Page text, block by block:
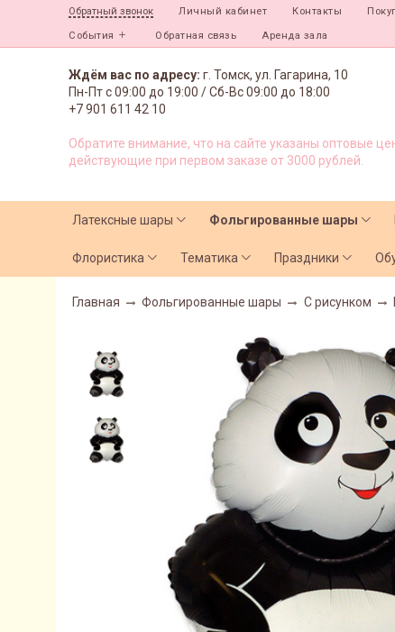
Обратный звонок Личный кабинет Контакты
События Обратная связь Аренда зала
Ждём вас по адресу: г. Томск, ул. Гагарина, 10
Пн-Пт с09:00 до 19:00 /Сб-Вс 09:00 до 18:00
+7 901 611 42 10
Обратите внимание, что на сайте указаны оптовые
действующие при первом заказе от 3000 рублей.
Латексные шары Фольгированные шары
Флористика Тематика Праздники
Главная Фольгированные шары С рисунком